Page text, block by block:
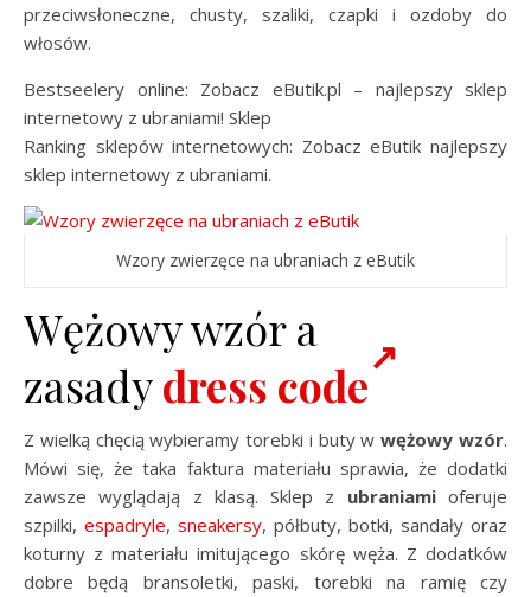
przeciwsłoneczne, chusty, szaliki, czapki i ozdoby do
włosów.
Bestseelery online: Zobacz eButik.pl – najlepszy sklep
internetowy z ubraniami! Sklep
Ranking sklepów internetowych: Zobacz eButik najlepszy
sklep internetowy z ubraniami.
Wzory zwierzęce na ubraniach z eButik
Wężowy wzór a
zasadydress code
Z wielką chęcią wybieramy torebki i buty wwężowy wzór.
Mówi się, że taka faktura materiału sprawia, że dodatki
zawsze wyglądają z klasą. Sklep z ubraniamioferuje
szpilki, espadryle, sneakersy, półbuty, botki, sandały oraz
koturny z materiału imitującego skórę węża. Z dodatków
dobre będą bransoletki, paski, torebki na ramię czy